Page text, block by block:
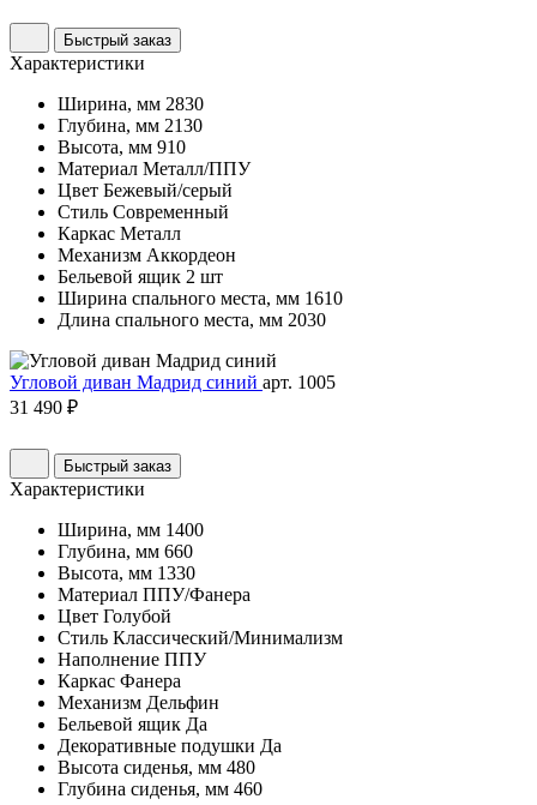
Быстрый заказ
Характеристики
Ширина, мм 2830
Глубина, мм 2130
Высота, мм 910
Материал Металл/ППУ
Цвет Бежевый/серый
Стиль Современный
Каркас Металл
Механизм Аккордеон
Бельевой ящик 2 шт
Ширина спального места, мм 1610
Длина спального места, мм 2030
Угловой диван Мадрид синий арт. 1005
31 490 ₽
Быстрый заказ
Характеристики
Ширина, мм 1400
Глубина, мм 660
Высота, мм 1330
Материал ППУ/Фанера
Цвет Голубой
Стиль Классический/Минимализм
Наполнение ППУ
Каркас Фанера
Механизм Дельфин
Бельевой ящик Да
Декоративные подушки Да
Высота сиденья, мм 480
Глубина сиденья, мм 460